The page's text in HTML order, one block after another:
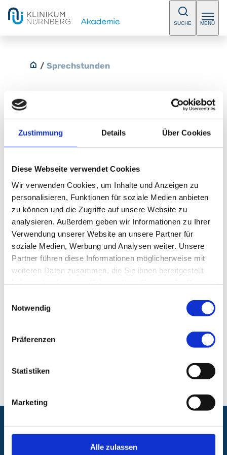
Zustimmung Details Über Cookies
Diese Webseite verwendet Cookies
Wir verwenden Cookies, um Inhalte und Anzeigen zu
personalisieren, Funktionen für soziale Medien anbieten
zu können und die Zugriffe auf unsere Website zu
analysieren. Außerdem geben wir Informationen zu Ihrer
Verwendung unserer Website an unsere Partner für
soziale Medien, Werbung und Analysen weiter. Unsere
Partner führen diese Informationen möglicherweise mit
weiteren Daten zusammen, die Sie ihnen bereitgestellt
Notwendig
Präferenzen
Statistiken
Marketing
Alle zulassen
SUCHE MENÜ
/ Sprechstunden
Urologie am Campus Nord
In unserer Sprechstunde bieten wir Ihnen eine
urologischen Krankheitsbilder an. Bitte vereinbaren
Sie einen Termin.
E-Mail: abc@klinikum-nuernberg.de
Telefon: +49 (0) 911 398 3061
+49 (0) 911 398 3590
Ambulantes BehandlungsCentrum Klinikum
Prof.-Ernst-Nathan-Str. 1
Folgen Sie uns: